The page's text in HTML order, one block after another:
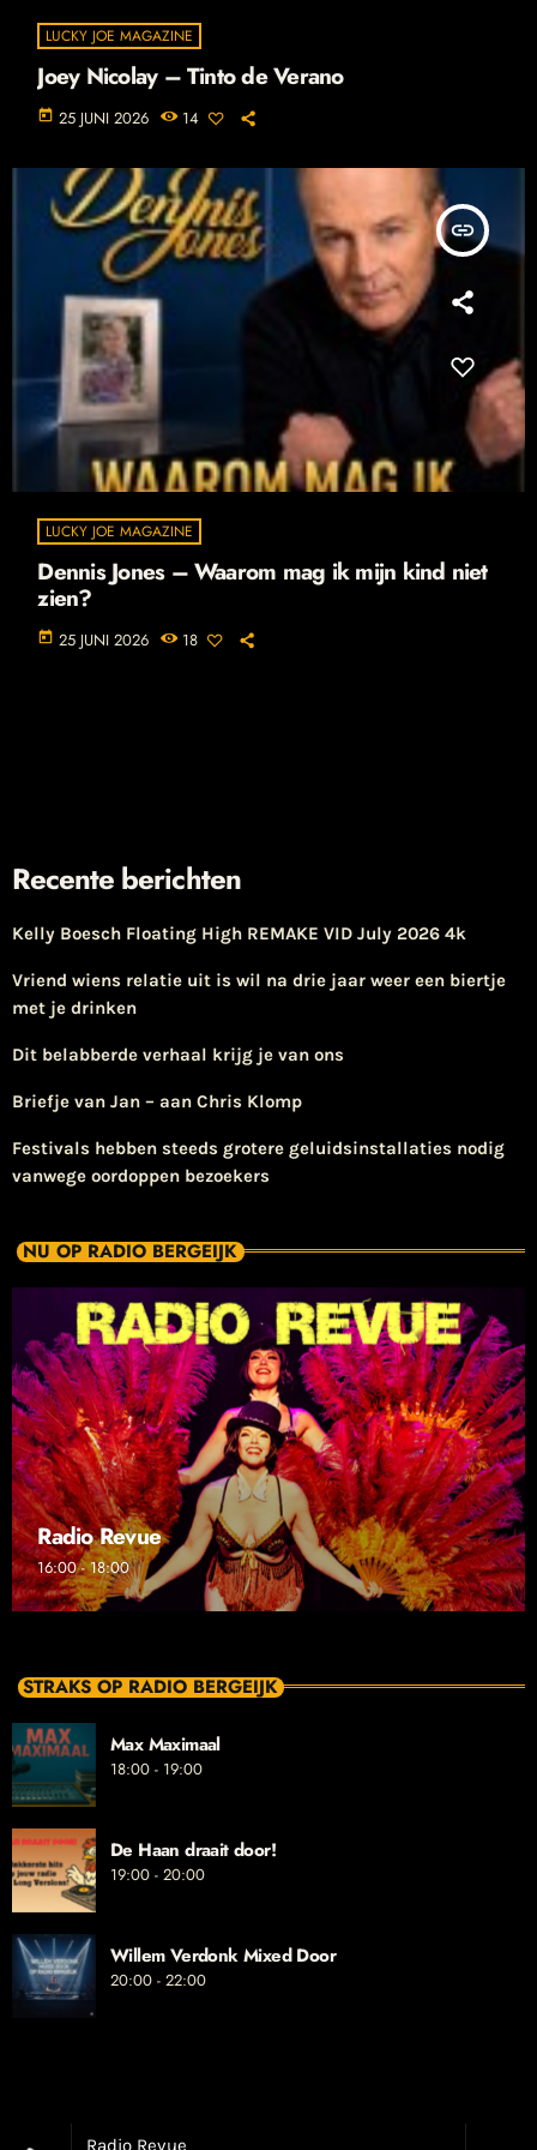
Radio Revue
LUCKY JOE MAGAZINE
Joey Nicolay – Tinto de Verano
today 25 JUNI 2026 14
insert_link
LUCKY JOE MAGAZINE
Dennis Jones – Waarom mag ik mijn kind niet
zien?
today 25 JUNI 2026 18
Recente berichten
Kelly Boesch Floating High REMAKE VID July 2026 4k
Vriend wiens relatie uit is wil na drie jaar weer een biertje
met je drinken
Dit belabberde verhaal krijg je van ons
Briefje van Jan – aan Chris Klomp
Festivals hebben steeds grotere geluidsinstallaties nodig
vanwege oordoppen bezoekers
NU OP RADIO BERGEIJK
Radio Revue
16:00 - 18:00
STRAKS OP RADIO BERGEIJK
Max Maximaal
18:00 - 19:00
De Haan draait door!
19:00 - 20:00
Willem Verdonk Mixed Door
20:00 - 22:00